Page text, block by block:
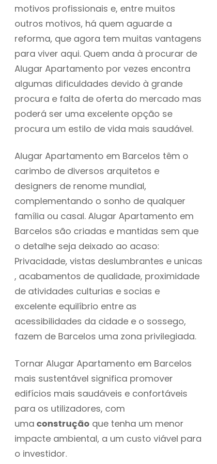
motivos profissionais e, entre muitos
outros motivos, há quem aguarde a
reforma, que agora tem muitas vantagens
para viver aqui. Quem anda à procurar de
Alugar Apartamento por vezes encontra
algumas dificuldades devido à grande
procura e falta de oferta do mercado mas
poderá ser uma excelente opção se
procura um estilo de vida mais saudável.
Alugar Apartamento em Barcelos têm o
carimbo de diversos arquitetos e
designers de renome mundial,
complementando o sonho de qualquer
família ou casal. Alugar Apartamento em
Barcelos são criadas e mantidas sem que
o detalhe seja deixado ao acaso:
Privacidade, vistas deslumbrantes e unicas
, acabamentos de qualidade, proximidade
de atividades culturias e socias e
excelente equilíbrio entre as
acessibilidades da cidade e o sossego,
fazem de Barcelos uma zona privilegiada.
Tornar Alugar Apartamento em Barcelos
mais sustentável significa promover
edifícios mais saudáveis e confortáveis
para os utilizadores, com
uma construção que tenha um menor
impacte ambiental, a um custo viável para
o investidor.